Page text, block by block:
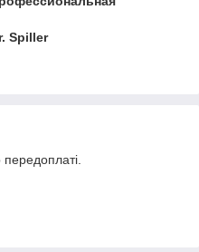
Spiller
передоплаті.